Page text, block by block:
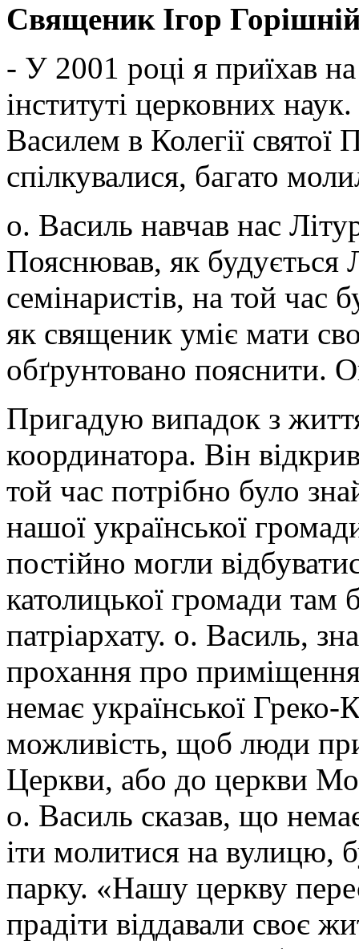
Священик Ігор
- У 2001 році я приїхав
інституті церковних
Василем в Колегії
спілкувалися, багато
о. Василь навчав нас
Пояснював, як будується
семінаристів, на той час
як священик уміє мати
обґрунтовано пояснити.
Пригадую випадок з
координатора. Він
той час потрібно було
нашої української
постійно могли
католицької громади там
патріархату. о. Василь,
прохання про
немає української
можливість, щоб люди
Церкви, або до церкви
о. Василь сказав, що
іти молитися на вулицю,
парку. «Нашу церкву
прадіти віддавали своє